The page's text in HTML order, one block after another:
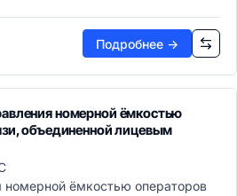
Подробнее →
номерной ёмкостью
объединенной лицевым
номерной ёмкостью операторов